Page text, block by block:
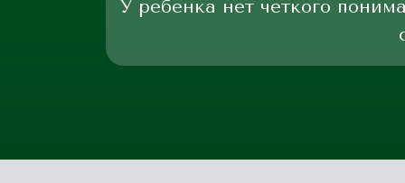
У ребенка нет четкого